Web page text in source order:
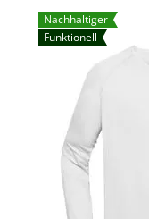
Nachhaltiger
Funktionell